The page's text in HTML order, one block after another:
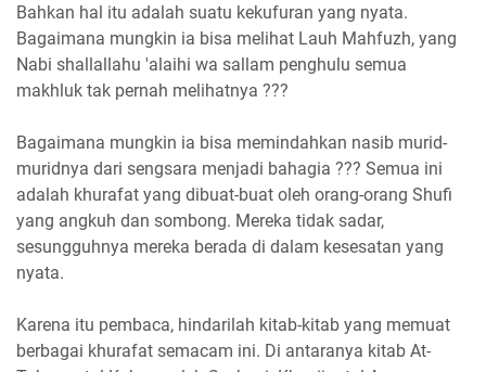
Bahkan hal itu adalah suatu kekufuran yang nyata.
Bagaimana mungkin ia bisa melihat Lauh Mahfuzh, yang
Nabi shallallahu 'alaihi wa sallam penghulu semua
makhluk tak pernah melihatnya ???
Bagaimana mungkin ia bisa memindahkan nasib murid-
muridnya dari sengsara menjadi bahagia ??? Semua ini
adalah khurafat yang dibuat-buat oleh orang-orang Shufi
yang angkuh dan sombong. Mereka tidak sadar,
sesungguhnya mereka berada di dalam kesesatan yang
nyata.
Karena itu pembaca, hindarilah kitab-kitab yang memuat
berbagai khurafat semacam ini. Di antaranya kitab At-